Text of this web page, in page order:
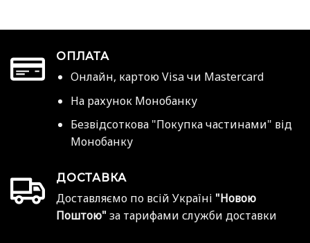
ОПЛАТА
Онлайн, картою Visa чи Mastercard
На рахунок Монобанку
Безвідсоткова "Покупка частинами" від
Монобанку
ДОСТАВКА
Доставляємо по всій Україні "Новою
Поштою" за тарифами служби доставки